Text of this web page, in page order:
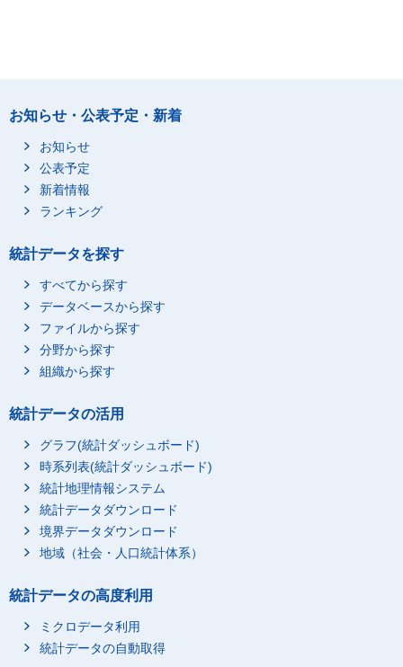
お知らせ・公表予定・新着
お知らせ
公表予定
新着情報
ランキング
統計データを探す
すべてから探す
データベースから探す
ファイルから探す
分野から探す
組織から探す
統計データの活用
グラフ(統計ダッシュボード)
時系列表(統計ダッシュボード)
統計地理情報システム
統計データダウンロード
境界データダウンロード
地域（社会・人口統計体系）
統計データの高度利用
ミクロデータ利用
統計データの自動取得